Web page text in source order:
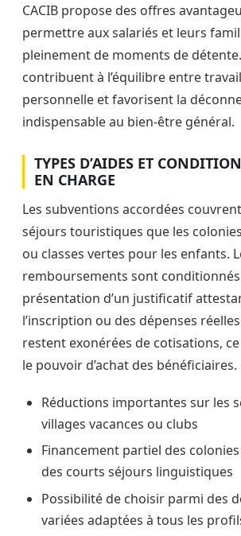
CACIB propose des offres
permettre aux salariés et leurs
pleinement de moments de
contribuent à l’équilibre entre
personnelle et favorisent la
indispensable au bien-être général.
TYPES D’AIDES ET
EN CHARGE
Les subventions accordées
séjours touristiques que les
ou classes vertes pour les enfants.
remboursements sont conditionnés
présentation d’un justificatif
l’inscription ou des dépenses
restent exonérées de cotisations,
le pouvoir d’achat des bénéficiaires.
Réductions importantes sur les
villages vacances ou clubs
Financement partiel des
des courts séjours linguistiques
Possibilité de choisir parmi des
variées adaptées à tous les